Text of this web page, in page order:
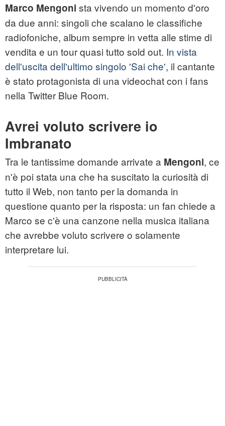
Marco Mengoni sta vivendo un momento d'oro
da due anni: singoli che scalano le classifiche
radiofoniche, album sempre in vetta alle stime di
vendita e un tour quasi tutto sold out. In vista
dell'uscita dell'ultimo singolo 'Sai che', il cantante
è stato protagonista di una videochat con i fans
nella Twitter Blue Room.
Avrei voluto scrivere io
Imbranato
Tra le tantissime domande arrivate a Mengoni, ce
n'è poi stata una che ha suscitato la curiosità di
tutto il Web, non tanto per la domanda in
questione quanto per la risposta: un fan chiede a
Marco se c'è una canzone nella musica italiana
che avrebbe voluto scrivere o solamente
interpretare lui.